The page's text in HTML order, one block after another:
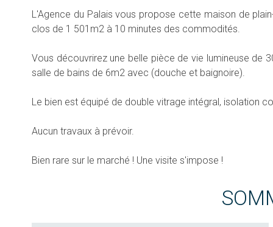
L'Agence du Palais vous propose cette maison de
clos de 1 501m2 à 10 minutes des commodités.
Vous découvrirez une belle pièce de vie lumineuse de
salle de bains de 6m2 avec (douche et baignoire).
Le bien est équipé de double vitrage intégral, isolation
Aucun travaux à prévoir.
Bien rare sur le marché ! Une visite s'impose !